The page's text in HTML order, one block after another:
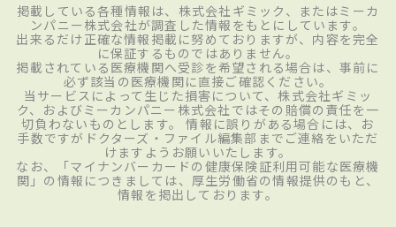
掲載している各種情報は、株式会社ギミック、またはミーカ
ンパニー株式会社が調査した情報をもとにしています。
出来るだけ正確な情報掲載に努めておりますが、内容を完全
に保証するものではありません。
掲載されている医療機関へ受診を希望される場合は、事前に
必ず該当の医療機関に直接ご確認ください。
当サービスによって生じた損害について、株式会社ギミッ
ク、およびミーカンパニー株式会社ではその賠償の責任を一
切負わないものとします。 情報に誤りがある場合には、お
手数ですがドクターズ・ファイル編集部までご連絡をいただ
けますようお願いいたします。
なお、「マイナンバーカードの健康保険証利用可能な医療機
関」の情報につきましては、厚生労働省の情報提供のもと、
情報を掲出しております。